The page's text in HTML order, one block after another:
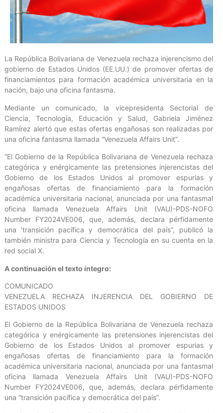
La República Bolivariana de Venezuela rechaza injerencismo del
gobierno de Estados Unidos (EE.UU.) de promover ofertas de
financiamientos para formación académica universitaria en la
nación, bajo una oficina fantasma.
Mediante un comunicado, la vicepresidenta Sectorial de
Ciencia, Tecnología, Educación y Salud, Gabriela Jiménez
Ramírez alertó que estas ofertas engañosas son realizadas por
una oficina fantasma llamada “Venezuela Affairs Unit”.
“El Gobierno de la República Bolivariana de Venezuela rechaza
categórica y enérgicamente las pretensiones injerencistas del
Gobierno de los Estados Unidos al promover espurias y
engañosas ofertas de financiamiento para la formación
académica universitaria nacional, anunciada por una fantasmal
oficina llamada Venezuela Affairs Unit (VAU)-PDS-NOFO
Number FY2024VE006, que, además, declara pérfidamente
una ‘transición pacífica y democrática del país”, publicó la
también ministra para Ciencia y Tecnología en su cuenta en la
red social X.
A continuación el texto íntegro:
COMUNICADO
VENEZUELA RECHAZA INJERENCIA DEL GOBIERNO DE
ESTADOS UNIDOS
El Gobierno de la República Bolivariana de Venezuela rechaza
categórica y enérgicamente las pretensiones injerencistas del
Gobierno de los Estados Unidos al promover espurias y
engañosas ofertas de financiamiento para la formación
académica universitaria nacional, anunciada por una fantasmal
oficina llamada Venezuela Affairs Unit (VAU)-PDS-NOFO
Number FY2024VE006, que, además, declara pérfidamente
una “transición pacífica y democrática del país”.